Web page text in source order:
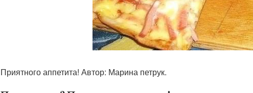
Приятного аппетита! Автор: Марина петрук.